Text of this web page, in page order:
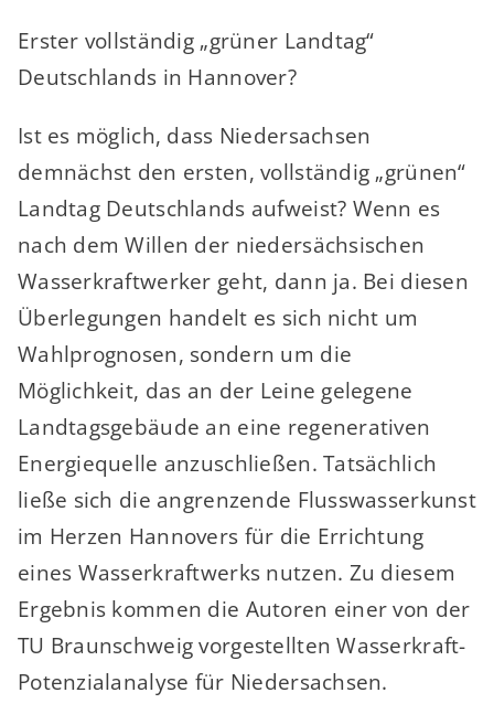
Erster vollständig „grüner Landtag“
Deutschlands in Hannover?
Ist es möglich, dass Niedersachsen
demnächst den ersten, vollständig „grünen“
Landtag Deutschlands aufweist? Wenn es
nach dem Willen der niedersächsischen
Wasserkraftwerker geht, dann ja. Bei diesen
Überlegungen handelt es sich nicht um
Wahlprognosen, sondern um die
Möglichkeit, das an der Leine gelegene
Landtagsgebäude an eine regenerativen
Energiequelle anzuschließen. Tatsächlich
ließe sich die angrenzende Flusswasserkunst
im Herzen Hannovers für die Errichtung
eines Wasserkraftwerks nutzen. Zu diesem
Ergebnis kommen die Autoren einer von der
TU Braunschweig vorgestellten Wasserkraft-
Potenzialanalyse für Niedersachsen.